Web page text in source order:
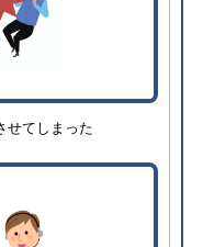
せてしまった